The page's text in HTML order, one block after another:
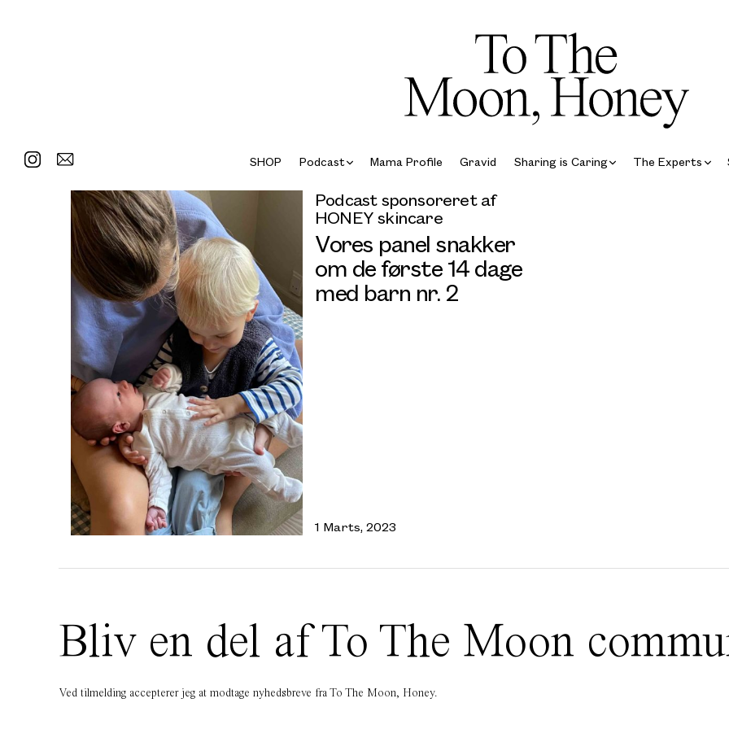
SHOP Podcast Mama Profile Gravid Sharing is Caring The Experts
Podcast sponsoreret af
HONEY skincare
Vores panel snakker
om de første 14 dage
med barn nr. 2
1 Marts, 2023
Bliv en del af To The Moon
Ved tilmelding accepterer jeg at modtage nyhedsbreve fra To The Moon, Honey.